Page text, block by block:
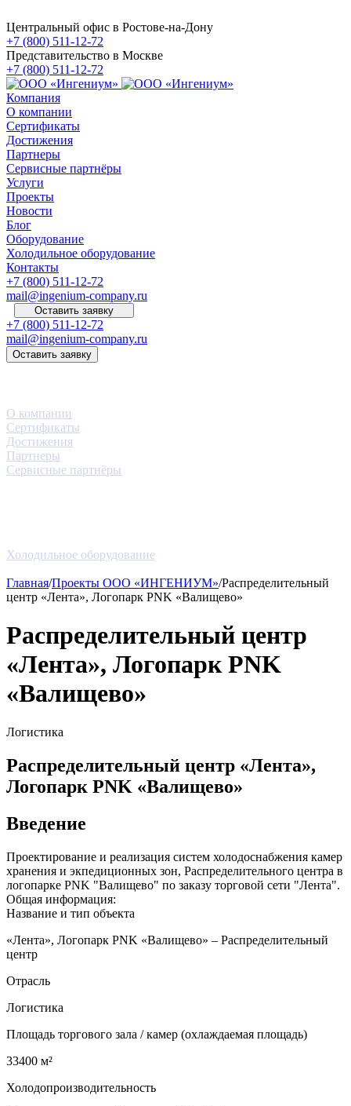
Центральный офис в Ростове-на-Дону
+7 (800) 511-12-72
Представительство в Москве
+7 (800) 511-12-72
Компания
О компании
Сертификаты
Достижения
Партнеры
Сервисные партнёры
Услуги
Проекты
Новости
Блог
Оборудование
Холодильное оборудование
Контакты
+7 (800) 511-12-72
mail@ingenium-company.ru
Оставить заявку
+7 (800) 511-12-72
mail@ingenium-company.ru
Оставить заявку
О компании
Сертификаты
Достижения
Партнеры
Сервисные партнёры
Холодильное оборудование
Главная/Проекты ООО «ИНГЕНИУМ»/Распределительный
центр «Лента», Логопарк PNK «Валищево»
Распределительный центр
«Лента», Логопарк PNK
«Валищево»
Логистика
Распределительный центр «Лента»,
Логопарк PNK «Валищево»
Введение
Проектирование и реализация систем холодоснабжения камер
хранения и экпедиционных зон, Распределительного центра в
логопарке PNK "Валищево" по заказу торговой сети "Лента".
Общая информация:
Название и тип объекта
«Лента», Логопарк PNK «Валищево» – Распределительный
центр
Отрасль
Логистика
Площадь торгового зала / камер (охлаждаемая площадь)
33400 м²
Холодопроизводительность